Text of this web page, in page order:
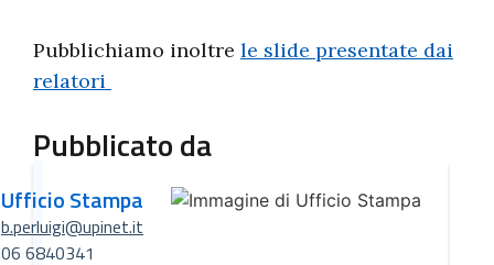
Pubblichiamo inoltre le slide presentate dai
relatori
Pubblicato da
Ufficio Stampa
b.perluigi@upinet.it
06 6840341